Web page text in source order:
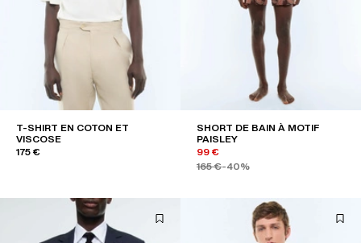
T-SHIRT EN COTON ET
VISCOSE
175 €
SHORT DE BAIN À MOTIF
PAISLEY
99 €
165 €-40%